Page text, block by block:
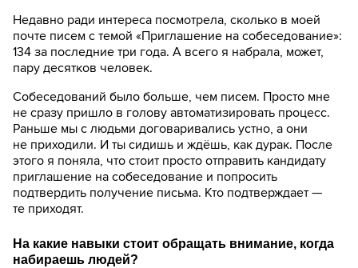
Недавно ради интереса посмотрела, сколько в моей
почте писем с темой «Приглашение на собеседование»:
134 за последние три года. А всего я набрала, может,
пару десятков человек.
Собеседований было больше, чем писем. Просто мне
не сразу пришло в голову автоматизировать процесс.
Раньше мы с людьми договаривались устно, а они
не приходили. И ты сидишь и ждёшь, как дурак. После
этого я поняла, что стоит просто отправить кандидату
приглашение на собеседование и попросить
подтвердить получение письма. Кто подтверждает —
те приходят.
На какие навыки стоит обращать внимание, когда
набираешь людей?